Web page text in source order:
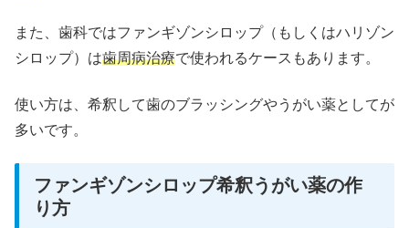
また、歯科ではファンギゾンシロップ（もしくはハリゾン
シロップ）は歯周病治療で使われるケースもあります。
使い方は、希釈して歯のブラッシングやうがい薬としてが
多いです。
ファンギゾンシロップ希釈うがい薬の作
り方